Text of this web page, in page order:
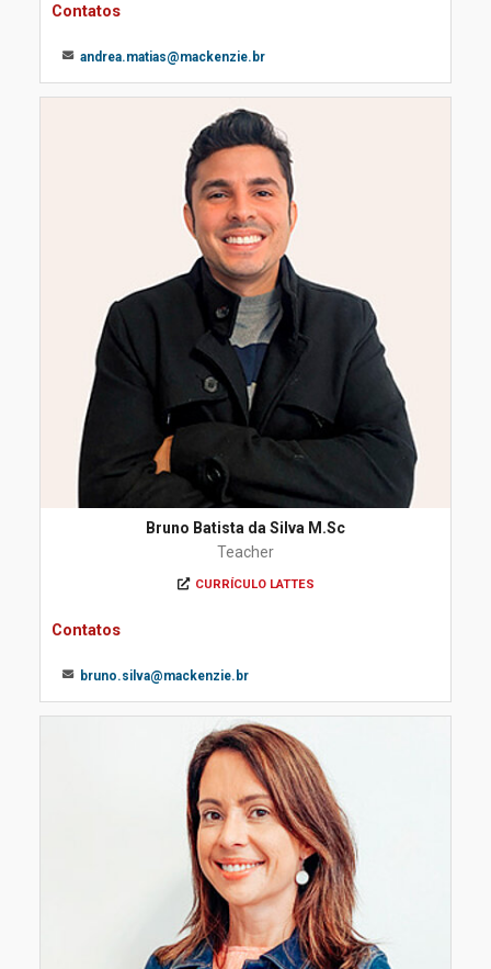
Contatos
andrea.matias@mackenzie.br
Bruno Batista da Silva M.Sc
Teacher
CURRÍCULO LATTES
Contatos
bruno.silva@mackenzie.br